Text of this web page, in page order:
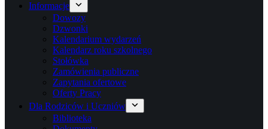
Informacje
Dowozy
Dzwonki
Kalendarium wydarzeń
Kalendarz roku szkolnego
Stołówka
Zamówienia publiczne
Zapytania ofertowe
Oferty Pracy
Dla Rodziców i Uczniów
Biblioteka